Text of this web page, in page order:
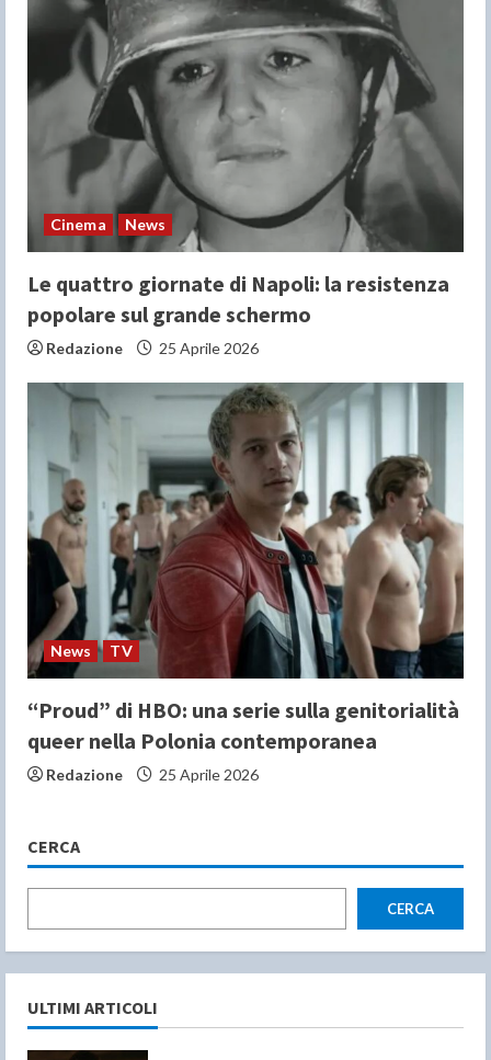
Cinema News
Le quattro giornate di Napoli: la resistenza
popolare sul grande schermo
Redazione 25 Aprile 2026
News TV
“Proud” di HBO: una serie sulla genitorialità
queer nella Polonia contemporanea
Redazione 25 Aprile 2026
CERCA
CERCA
ULTIMI ARTICOLI